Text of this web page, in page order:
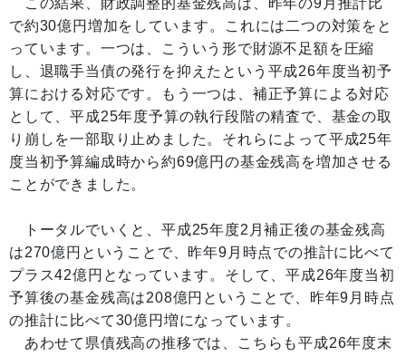
で約30億円増加をしています。これには二つの対策をと
っています。一つは、こういう形で財源不足額を圧縮
し、退職手当債の発行を抑えたという平成26年度当初予
算における対応です。もう一つは、補正予算による対応
として、平成25年度予算の執行段階の精査で、基金の取
り崩しを一部取り止めました。それらによって平成25年
度当初予算編成時から約69億円の基金残高を増加させる
ことができました。
トータルでいくと、平成25年度2月補正後の基金残高
は270億円ということで、昨年9月時点での推計に比べて
プラス42億円となっています。そして、平成26年度当初
予算後の基金残高は208億円ということで、昨年9月時点
の推計に比べて30億円増になっています。
あわせて県債残高の推移では、こちらも平成26年度末